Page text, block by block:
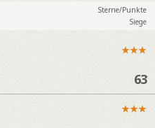
Sterne/Punkte
Siege
★★★
63
★★★